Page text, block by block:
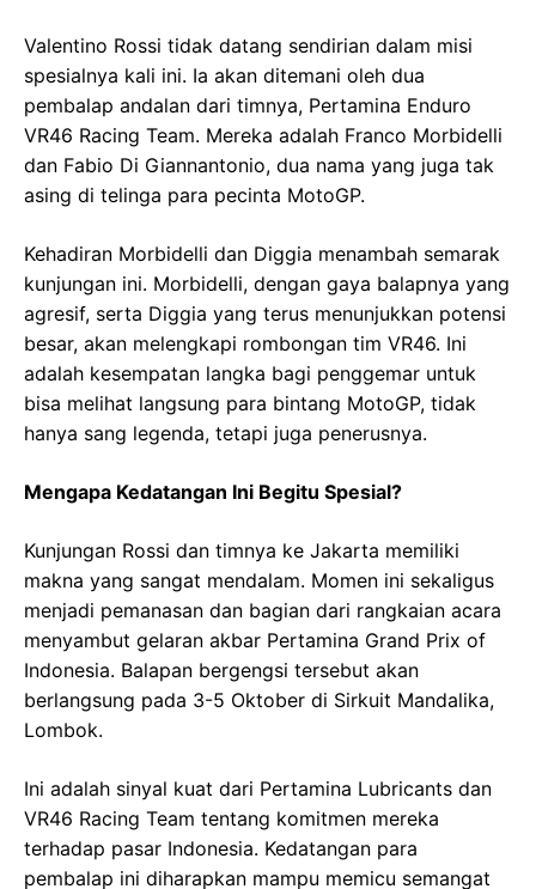
Valentino Rossi tidak datang sendirian dalam misi
spesialnya kali ini. Ia akan ditemani oleh dua
pembalap andalan dari timnya, Pertamina Enduro
VR46 Racing Team. Mereka adalah Franco Morbidelli
dan Fabio Di Giannantonio, dua nama yang juga tak
asing di telinga para pecinta MotoGP.
Kehadiran Morbidelli dan Diggia menambah semarak
kunjungan ini. Morbidelli, dengan gaya balapnya yang
agresif, serta Diggia yang terus menunjukkan potensi
besar, akan melengkapi rombongan tim VR46. Ini
adalah kesempatan langka bagi penggemar untuk
bisa melihat langsung para bintang MotoGP, tidak
hanya sang legenda, tetapi juga penerusnya.
Mengapa Kedatangan Ini Begitu Spesial?
Kunjungan Rossi dan timnya ke Jakarta memiliki
makna yang sangat mendalam. Momen ini sekaligus
menjadi pemanasan dan bagian dari rangkaian acara
menyambut gelaran akbar Pertamina Grand Prix of
Indonesia. Balapan bergengsi tersebut akan
berlangsung pada 3-5 Oktober di Sirkuit Mandalika,
Lombok.
Ini adalah sinyal kuat dari Pertamina Lubricants dan
VR46 Racing Team tentang komitmen mereka
terhadap pasar Indonesia. Kedatangan para
pembalap ini diharapkan mampu memicu semangat